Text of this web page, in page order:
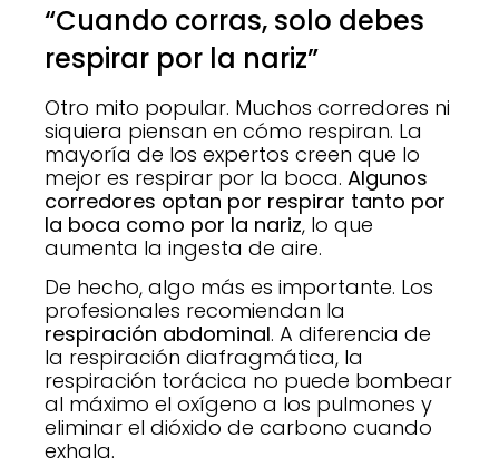
“Cuando corras, solo debes
respirar por la nariz”
Otro mito popular. Muchos corredores ni
siquiera piensan en cómo respiran. La
mayoría de los expertos creen que lo
mejor es respirar por la boca. Algunos
corredores optan por respirar tanto por
la boca como por la nariz, lo que
aumenta la ingesta de aire.
De hecho, algo más es importante. Los
profesionales recomiendan la
respiración abdominal. A diferencia de
la respiración diafragmática, la
respiración torácica no puede bombear
al máximo el oxígeno a los pulmones y
eliminar el dióxido de carbono cuando
exhala.